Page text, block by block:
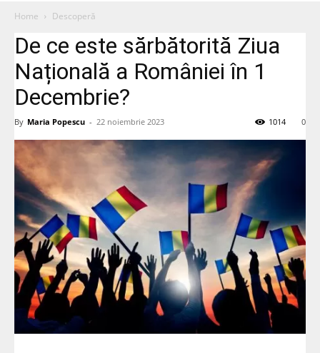
Home Descoperă
De ce este sărbătorită Ziua
Națională a României în 1
Decembrie?
By Maria Popescu - 22 noiembrie 2023 0
1014